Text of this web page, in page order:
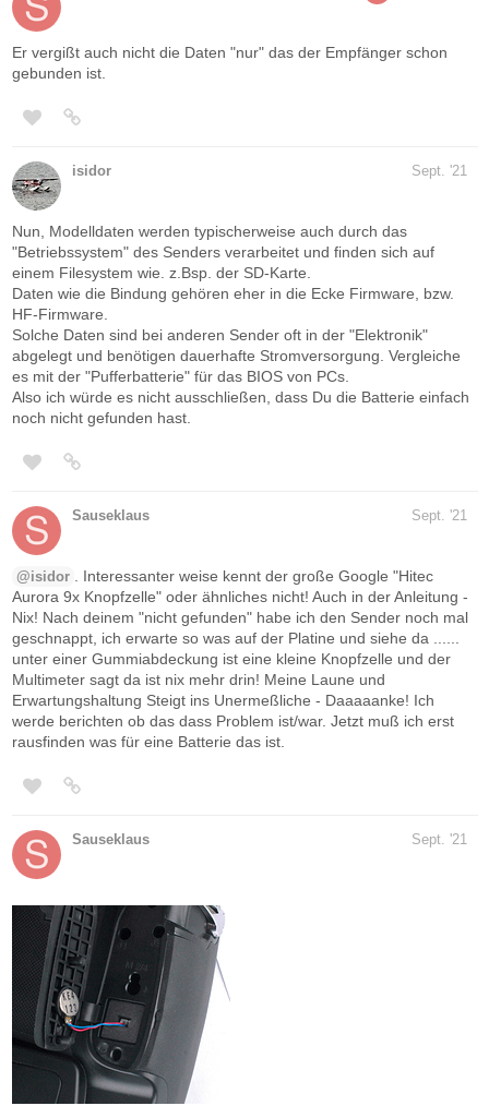
Er vergißt auch nicht die Daten "nur" das der Empfänger schon
gebunden ist.
isidor Sept. '21
Nun, Modelldaten werden typischerweise auch durch das
"Betriebssystem" des Senders verarbeitet und finden sich auf
einem Filesystem wie. z.Bsp. der SD-Karte.
Daten wie die Bindung gehören eher in die Ecke Firmware, bzw.
HF-Firmware.
Solche Daten sind bei anderen Sender oft in der "Elektronik"
abgelegt und benötigen dauerhafte Stromversorgung. Vergleiche
es mit der "Pufferbatterie" für das BIOS von PCs.
Also ich würde es nicht ausschließen, dass Du die Batterie einfach
noch nicht gefunden hast.
Sauseklaus Sept. '21
@isidor . Interessanter weise kennt der große Google "Hitec
Aurora 9x Knopfzelle" oder ähnliches nicht! Auch in der Anleitung -
Nix! Nach deinem "nicht gefunden" habe ich den Sender noch mal
geschnappt, ich erwarte so was auf der Platine und siehe da ......
unter einer Gummiabdeckung ist eine kleine Knopfzelle und der
Multimeter sagt da ist nix mehr drin! Meine Laune und
Erwartungshaltung Steigt ins Unermeßliche - Daaaaanke! Ich
werde berichten ob das dass Problem ist/war. Jetzt muß ich erst
rausfinden was für eine Batterie das ist.
Sauseklaus Sept. '21